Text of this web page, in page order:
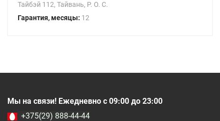
Тайбэй 112, Тайвань, Р. О. С.
Гарантия, месяцы: 12
Мы на связи! Ежедневно с 09:00 до 23:00
+375(29) 888-44-44